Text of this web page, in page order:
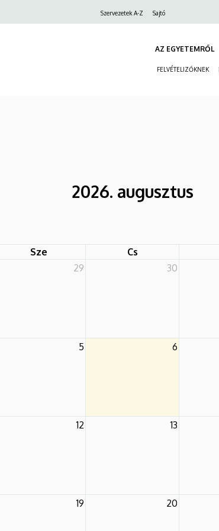
Szervezetek A-Z Sajtó
AZ EGYETEMRŐL
FELVÉTELIZŐKNEK
2026. augusztus
Sze Cs
29 30
5 6
12 13
19 20